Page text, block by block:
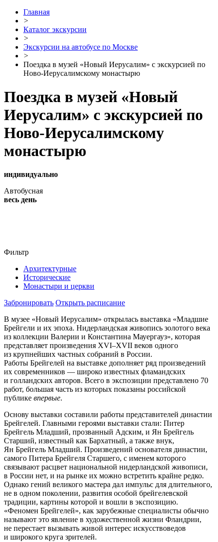
Главная
>
Каталог экскурсии
>
Экскурсии на автобусе по Москве
>
Поездка в музей «Новый Иерусалим» с экскурсией по
Ново-Иерусалимскому монастырю
Поездка в музей «Новый
Иерусалим» с экскурсией по
Ново-Иерусалимскому
монастырю
индивидуально
Автобусная
весь день
Фильтр
Архитектурные
Исторические
Монастыри и церкви
Забронировать Открыть расписание
В музее «Новый Иерусалим» открылась выставка «Младшие
Брейгели и их эпоха. Нидерландская живопись золотого века
из коллекции Валерии и Константина Мауергауз», которая
представляет произведения XVI–XVII веков одного
из крупнейших частных собраний в России.
Работы Брейгелей на выставке дополняет ряд произведений
их современников — широко известных фламандских
и голландских авторов. Всего в экспозиции представлено 70
работ, большая часть из которых показаны российской
публике впервые.
Основу выставки составили работы представителей династии
Брейгелей. Главными героями выставки стали: Питер
Брейгель Младший, прозванный Адским, и Ян Брейгель
Старший, известный как Бархатный, а также внук,
Ян Брейгель Младший. Произведений основателя династии,
самого Питера Брейгеля Старшего, с именем которого
связывают расцвет национальной нидерландской живописи,
в России нет, и на рынке их можно встретить крайне редко.
Однако гений великого мастера дал импульс для длительного,
не в одном поколении, развития особой брейгелевской
традиции, картины которой и вошли в экспозицию.
«Феномен Брейгелей», как зарубежные специалисты обычно
называют это явление в художественной жизни Фландрии,
не перестает вызывать живой интерес искусствоведов
и широкого круга зрителей.